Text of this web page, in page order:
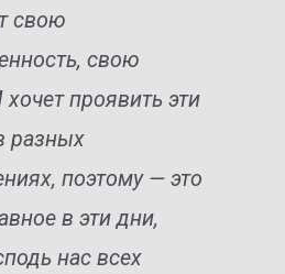
свою
свою
хочет проявить эти
разных
поэтому — это
в эти дни,
нас всех